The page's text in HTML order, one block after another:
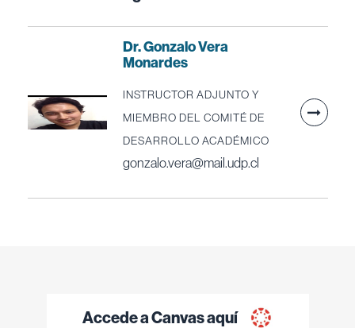
Dr. Gonzalo Vera
Monardes
INSTRUCTOR ADJUNTO Y
MIEMBRO DEL COMITÉ DE
DESARROLLO ACADÉMICO
gonzalo.vera@mail.udp.cl
Accede a Canvas aquí